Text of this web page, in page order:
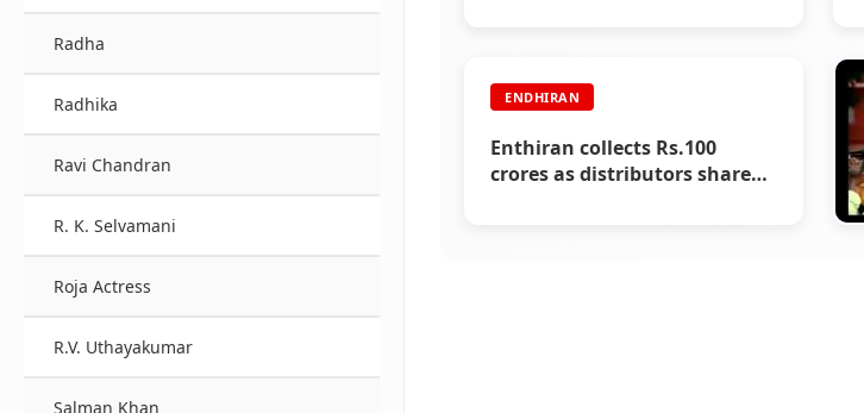
Radha
Radhika
Ravi Chandran
R. K. Selvamani
Roja Actress
R.V. Uthayakumar
Salman Khan
ENDHIRAN
Enthiran collects Rs.100
crores as distributors share